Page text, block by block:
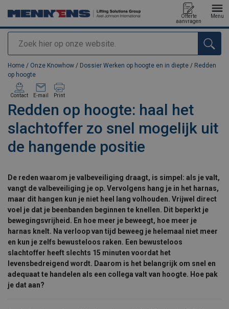
Zoeken
Offerte
aanvragen
Menu
toegevoegd aan uw offerte
Home / Onze Knowhow / Dossier Werken op hoogte en in diepte / Redden
op hoogte
Redden op hoogte: haal het
slachtoffer zo snel mogelijk uit
de hangende positie
Contact E-mail Print
De reden waarom je valbeveiliging draagt, is simpel: als je valt,
vangt de valbeveiliging je op. Vervolgens hang je in het harnas,
maar dit hangen kun je niet heel lang volhouden. Vrijwel direct
voel je dat je beenbanden beginnen te knellen. Dit beperkt je
bewegingsvrijheid. En hoe meer je beweegt, hoe meer je
harnas knelt. Na verloop van tijd beweeg je helemaal niet meer
en kun je zelfs bewusteloos raken. Een bewusteloos
slachtoffer heeft slechts 15 minuten voordat het
levensbedreigend wordt. Daarom is het belangrijk om snel en
adequaat te handelen als een collega valt van hoogte. Hoe pak
je dat aan?